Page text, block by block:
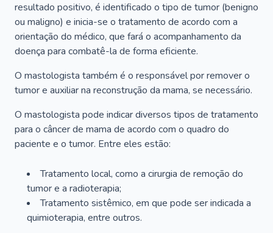
resultado positivo, é identificado o tipo de tumor (benigno
ou maligno) e inicia-se o tratamento de acordo com a
orientação do médico, que fará o acompanhamento da
doença para combatê-la de forma eficiente.
O mastologista também é o responsável por remover o
tumor e auxiliar na reconstrução da mama, se necessário.
O mastologista pode indicar diversos tipos de tratamento
para o câncer de mama de acordo com o quadro do
paciente e o tumor. Entre eles estão:
Tratamento local, como a cirurgia de remoção do
tumor e a radioterapia;
Tratamento sistêmico, em que pode ser indicada a
quimioterapia, entre outros.